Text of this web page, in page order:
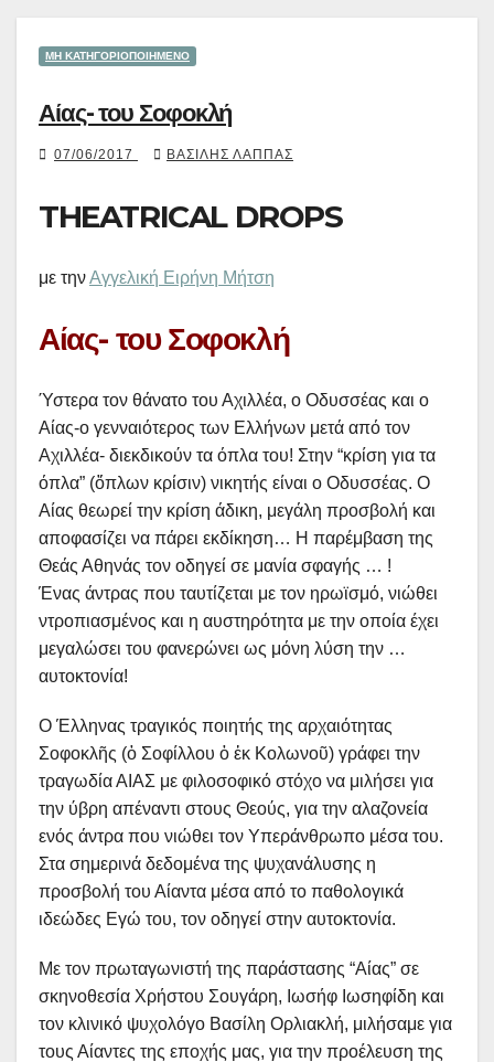
ΜΗ ΚΑΤΗΓΟΡΙΟΠΟΙΗΜΈΝΟ
Αίας- του Σοφοκλή
07/06/2017 ΒΑΣΊΛΗΣ ΛΆΠΠΑΣ
THEATRICAL DROPS
με τηνΑγγελική Ειρήνη Μήτση
Αίας- του Σοφοκλή
Ύστερα τον θάνατο του Αχιλλέα, ο Οδυσσέας και ο
Αίας-ο γενναιότερος των Ελλήνων μετά από τον
Αχιλλέα- διεκδικούν τα όπλα του! Στην “κρίση για τα
όπλα” (ὅπλων κρίσιν) νικητής είναι ο Οδυσσέας. Ο
Αίας θεωρεί την κρίση άδικη, μεγάλη προσβολή και
αποφασίζει να πάρει εκδίκηση… Η παρέμβαση της
Θεάς Αθηνάς τον οδηγεί σε μανία σφαγής … !
Ένας άντρας που ταυτίζεται με τον ηρωϊσμό, νιώθει
ντροπιασμένος και η αυστηρότητα με την οποία έχει
μεγαλώσει του φανερώνει ως μόνη λύση την …
αυτοκτονία!
Ο Έλληνας τραγικός ποιητής της αρχαιότητας
Σοφοκλῆς (ὁ Σοφίλλου ὁ ἐκ Κολωνοῦ) γράφει την
τραγωδία ΑΙΑΣ με φιλοσοφικό στόχο να μιλήσει για
την ύβρη απέναντι στους Θεούς, για την αλαζονεία
ενός άντρα που νιώθει τον Υπεράνθρωπο μέσα του.
Στα σημερινά δεδομένα της ψυχανάλυσης η
προσβολή του Αίαντα μέσα από το παθολογικά
ιδεώδες Εγώ του, τον οδηγεί στην αυτοκτονία.
Με τον πρωταγωνιστή της παράστασης “Αίας” σε
σκηνοθεσία Χρήστου Σουγάρη, Ιωσήφ Ιωσηφίδη και
τον κλινικό ψυχολόγο Βασίλη Ορλιακλή, μιλήσαμε για
τους Αίαντες της εποχής μας, για την προέλευση της